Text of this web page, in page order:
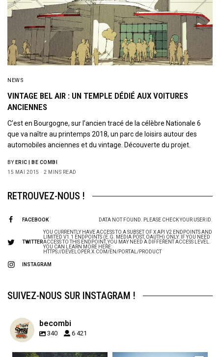
NEWS
VINTAGE BEL AIR : UN TEMPLE DÉDIÉ AUX VOITURES
ANCIENNES
C’est en Bourgogne, sur l’ancien tracé de la célèbre Nationale 6
que va naître au printemps 2018, un parc de loisirs autour des
automobiles anciennes et du vintage. Découverte du projet.
BY ERIC | BE COMBI
15 MAI 2015
2 MINS READ
RETROUVEZ-NOUS !
FACEBOOK DATA NOT FOUND. PLEASE CHECK YOUR USER ID.
TWITTER
YOU CURRENTLY HAVE ACCESS TO A SUBSET OF X API V2 ENDPOINTS AND
LIMITED V1.1 ENDPOINTS (E.G. MEDIA POST, OAUTH) ONLY. IF YOU NEED
ACCESS TO THIS ENDPOINT, YOU MAY NEED A DIFFERENT ACCESS LEVEL.
YOU CAN LEARN MORE HERE:
HTTPS://DEVELOPER.X.COM/EN/PORTAL/PRODUCT
INSTAGRAM
SUIVEZ-NOUS SUR INSTAGRAM !
becombi
340 6 421